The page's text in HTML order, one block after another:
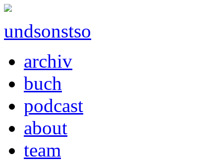
undsonstso
archiv
buch
podcast
about
team